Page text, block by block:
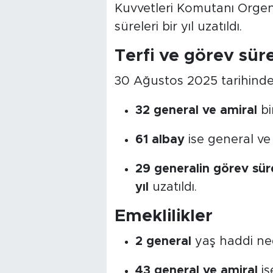
Kuvvetleri Komutanı
süreleri bir yıl uzatıldı.
Terfi ve görev
30 Ağustos 2025
32 general ve amiral
61 albayise general ve
29 generalin görev
yıl
uzatıldı.
Emeklilikler
2 general yaş haddi